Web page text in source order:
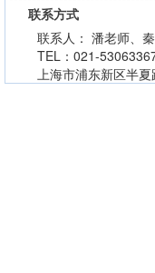
联系方式
联系人： 潘老师、
TEL：021-
上海市浦东新区半